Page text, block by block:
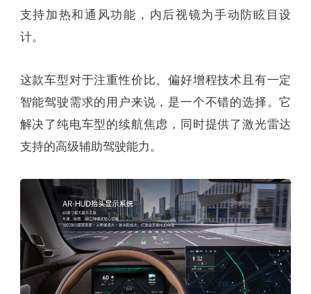
支持加热和通风功能，内后视镜为手动防眩目设
计。
这款车型对于注重性价比、偏好增程技术且有一定
智能驾驶需求的用户来说，是一个不错的选择。它
解决了纯电车型的续航焦虑，同时提供了激光雷达
支持的高级辅助驾驶能力。